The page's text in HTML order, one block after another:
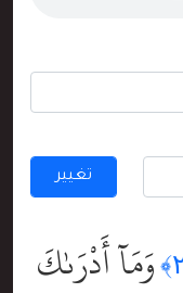
تغيير
وَمَآ أَدْرَىٰكَ